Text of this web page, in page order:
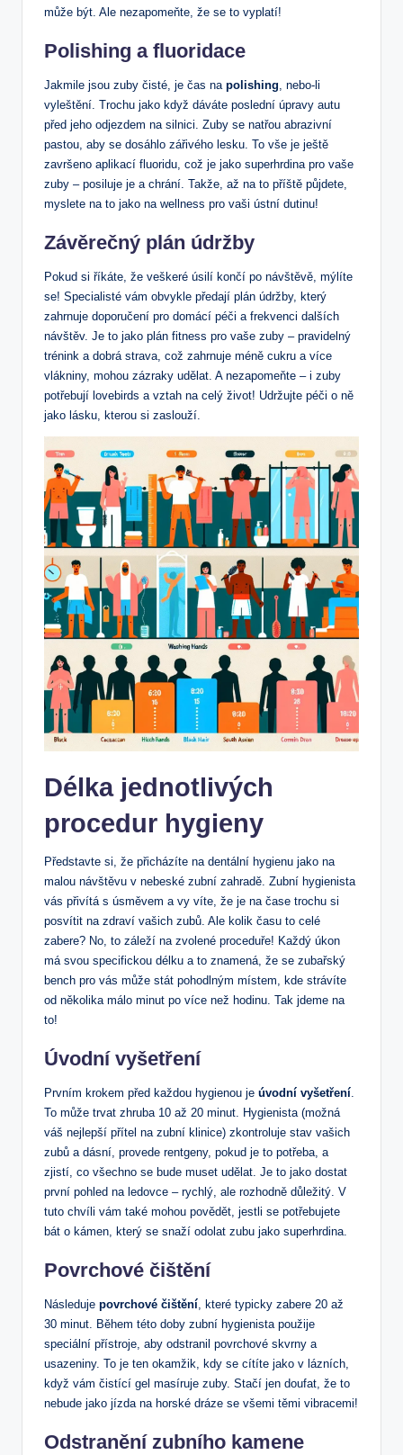
může být. Ale nezapomeňte, že se to vyplatí!
Polishing a fluoridace
Jakmile jsou zuby čisté, je čas na polishing, nebo-li
vyleštění. Trochu jako když dáváte poslední úpravy autu
před jeho odjezdem na silnici. Zuby se natřou abrazivní
pastou, aby se dosáhlo zářivého lesku. To vše je ještě
završeno aplikací fluoridu, což je jako superhrdina pro vaše
zuby – posiluje je a chrání. Takže, až na to příště půjdete,
myslete na to jako na wellness pro vaši ústní dutinu!
Závěrečný plán údržby
Pokud si říkáte, že veškeré úsilí končí po návštěvě, mýlíte
se! Specialisté vám obvykle předají plán údržby, který
zahrnuje doporučení pro domácí péči a frekvenci dalších
návštěv. Je to jako plán fitness pro vaše zuby – pravidelný
trénink a dobrá strava, což zahrnuje méně cukru a více
vlákniny, mohou zázraky udělat. A nezapomeňte – i zuby
potřebují lovebirds a vztah na celý život! Udržujte péči o ně
jako lásku, kterou si zaslouží.
Délka jednotlivých
procedur hygieny
Představte si, že přicházíte na dentální hygienu jako na
malou návštěvu v nebeské zubní zahradě. Zubní hygienista
vás přivítá s úsměvem a vy víte, že je na čase trochu si
posvítit na zdraví vašich zubů. Ale kolik času to celé
zabere? No, to záleží na zvolené proceduře! Každý úkon
má svou specifickou délku a to znamená, že se zubařský
bench pro vás může stát pohodlným místem, kde strávíte
od několika málo minut po více než hodinu. Tak jdeme na
to!
Úvodní vyšetření
Prvním krokem před každou hygienou je úvodní vyšetření.
To může trvat zhruba 10 až 20 minut. Hygienista (možná
váš nejlepší přítel na zubní klinice) zkontroluje stav vašich
zubů a dásní, provede rentgeny, pokud je to potřeba, a
zjistí, co všechno se bude muset udělat. Je to jako dostat
první pohled na ledovce – rychlý, ale rozhodně důležitý. V
tuto chvíli vám také mohou povědět, jestli se potřebujete
bát o kámen, který se snaží odolat zubu jako superhrdina.
Povrchové čištění
Následuje povrchové čištění, které typicky zabere 20 až
30 minut. Během této doby zubní hygienista použije
speciální přístroje, aby odstranil povrchové skvrny a
usazeniny. To je ten okamžik, kdy se cítíte jako v lázních,
když vám čistící gel masíruje zuby. Stačí jen doufat, že to
nebude jako jízda na horské dráze se všemi těmi vibracemi!
Odstranění zubního kamene